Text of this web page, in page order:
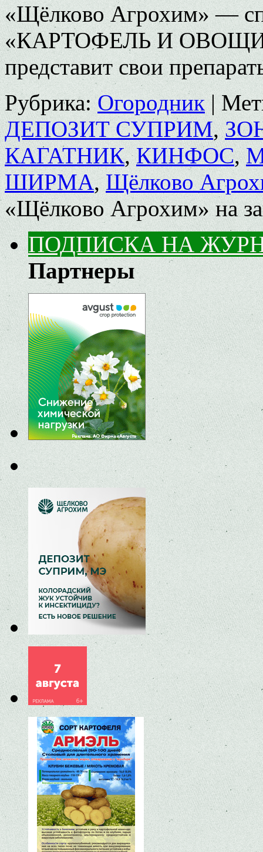
«Щёлково Агрохим» —
«КАРТОФЕЛЬ И
представит свои
Рубрика: Огородник |
ДЕПОЗИТ СУПРИМ,
КАГАТНИК,КИНФОС,
ШИРМА,Щёлково
«Щёлково Агрохим» на
ПОДПИСКА НА
Партнеры